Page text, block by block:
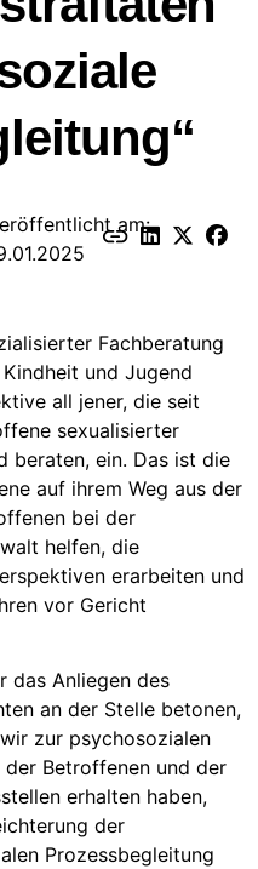
am:
Fachberatung
und Jugend
all jener, die seit
sexualisierter
beraten, ein. Das ist die
auf ihrem Weg aus der
bei der
helfen, die
erarbeiten und
vor Gericht
das Anliegen des
an der Stelle betonen,
zur psychosozialen
Betroffenen und der
erhalten haben,
der
Prozessbegleitung